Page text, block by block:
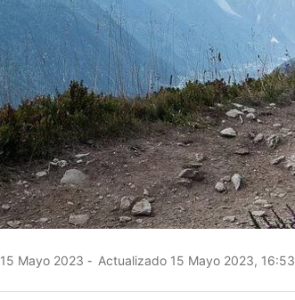
15 Mayo 2023 Actualizado 15 Mayo 2023, 16:53